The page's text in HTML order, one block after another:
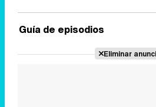
Guía de episodios
Eliminar